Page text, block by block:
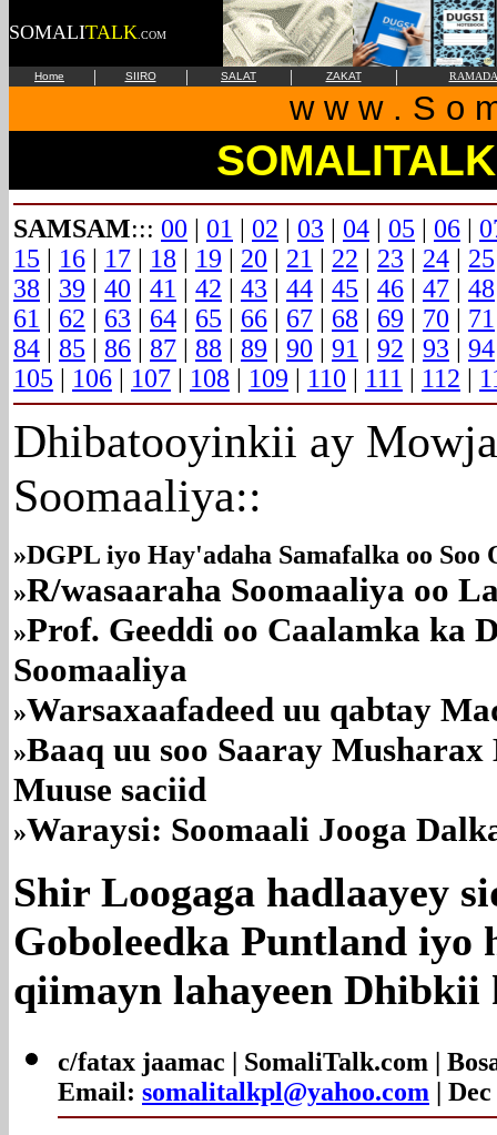
SOMALITALK .COM
Home | SIIRO | SALAT | ZAKAT |
w w w . S o
SOMALITALK
SAMSAM::: 00 | 01 | 02 | 03 | 04 | 05 | 06 |
15 | 16 | 17 | 18 | 19 | 20 | 21 | 22 | 23 | 24 | 25
38 | 39 | 40 | 41 | 42 | 43 | 44 | 45 | 46 | 47 | 48
61 | 62 | 63 | 64 | 65 | 66 | 67 | 68 | 69 | 70 | 71
84 | 85 | 86 | 87 | 88 | 89 | 90 | 91 | 92 | 93 | 94
105 | 106 | 107 | 108 | 109 | 110 | 111 | 112 |
Dhibatooyinkii ay
Soomaaliya::
»DGPL iyo Hay'adaha Samafalka oo
»R/wasaaraha Soomaaliya oo
»Prof. Geeddi oo Caalamka ka
Soomaaliya
»Warsaxaafadeed uu qabtay
»Baaq uu soo Saaray
Muuse saciid
»Waraysi: Soomaali Jooga
Shir Loogaga hadlaayey
Goboleedka Puntland iyo
qiimayn lahayeen Dhibkii
c/fatax jaamac | SomaliTalk.com |
Email: somalitalkpl@yahoo.com |